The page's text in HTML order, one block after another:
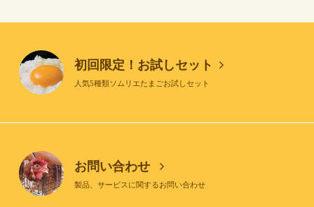
初回限定！お試しセット
人気5種類ソムリエたまごお試しセット
お問い合わせ
製品、サービスに関するお問い合わせ